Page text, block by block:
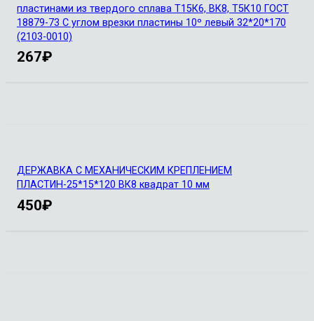
пластинами из твердого сплава Т15К6, ВК8, Т5К10 ГОСТ
18879-73 С углом врезки пластины 10º левый 32*20*170
(2103-0010)
267₽
ДЕРЖАВКА С МЕХАНИЧЕСКИМ КРЕПЛЕНИЕМ
ПЛАСТИН-25*15*120 ВК8 квадрат 10 мм
450₽